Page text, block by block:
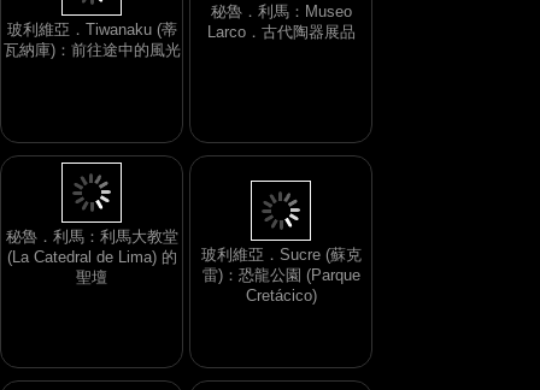
玻利維亞．Tiwanaku (蒂
瓦納庫)：前往途中的風光
秘魯．利馬：Museo
Larco．古代陶器展品
秘魯．利馬：利馬大教堂
(La Catedral de Lima) 的
聖壇
玻利維亞．Sucre (蘇克
雷)：恐龍公園 (Parque
Cretácico)